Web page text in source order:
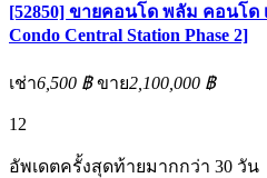
[52850] ขายคอนโด พลัม คอนโด
Condo Central Station Phase 2]
เช่า6,500 ฿ ขาย2,100,000 ฿
12
อัพเดตครั้งสุดท้ายมากกว่า 30 วัน